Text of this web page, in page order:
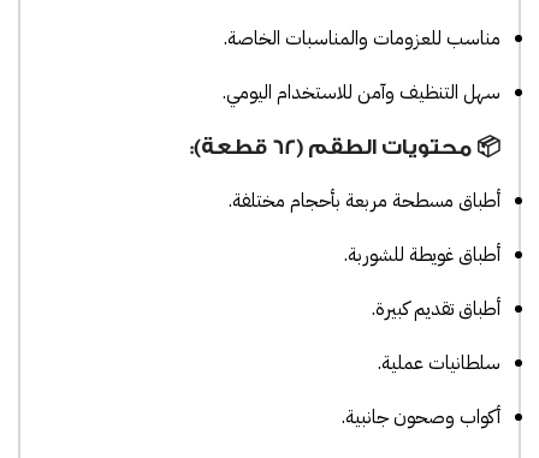
مناسب للعزومات والمناسبات الخاصة.
سهل التنظيف وآمن للاستخدام اليومي.
📦 محتويات الطقم (62 قطعة):
أطباق مسطحة مربعة بأحجام مختلفة.
أطباق غويطة للشوربة.
أطباق تقديم كبيرة.
سلطانيات عملية.
أكواب وصحون جانبية.